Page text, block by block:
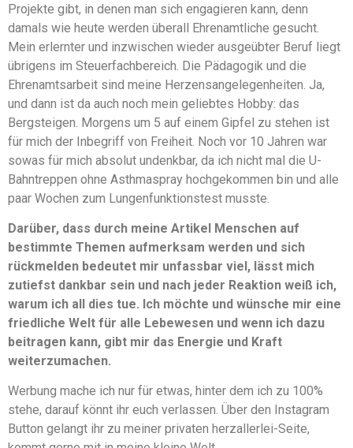
Projekte gibt, in denen man sich engagieren kann, denn
damals wie heute werden überall Ehrenamtliche gesucht.
Mein erlernter und inzwischen wieder ausgeübter Beruf liegt
übrigens im Steuerfachbereich. Die Pädagogik und die
Ehrenamtsarbeit sind meine Herzensangelegenheiten. Ja,
und dann ist da auch noch mein geliebtes Hobby: das
Bergsteigen. Morgens um 5 auf einem Gipfel zu stehen ist
für mich der Inbegriff von Freiheit. Noch vor 10 Jahren war
sowas für mich absolut undenkbar, da ich nicht mal die U-
Bahntreppen ohne Asthmaspray hochgekommen bin und alle
paar Wochen zum Lungenfunktionstest musste.
Darüber, dass durch meine Artikel Menschen auf
bestimmte Themen aufmerksam werden und sich
rückmelden bedeutet mir unfassbar viel, lässt mich
zutiefst dankbar sein und nach jeder Reaktion weiß ich,
warum ich all dies tue. Ich möchte und wünsche mir eine
friedliche Welt für alle Lebewesen und wenn ich dazu
beitragen kann, gibt mir das Energie und Kraft
weiterzumachen.
Werbung mache ich nur für etwas, hinter dem ich zu 100%
stehe, darauf könnt ihr euch verlassen. Über den Instagram
Button gelangt ihr zu meiner privaten herzallerlei-Seite,